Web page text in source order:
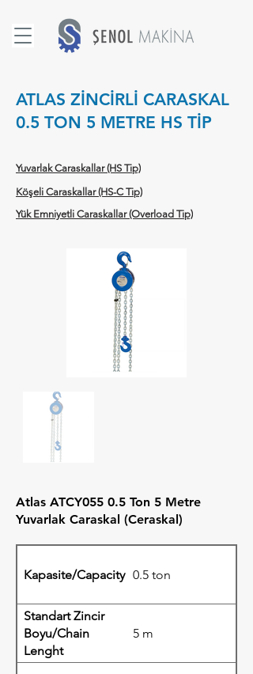
ATLAS ZİNCİRLİ CARASKAL
0.5 TON 5 METRE HS TİP
Yuvarlak Caraskallar (HS Tip)
Köşeli Caraskallar (HS-C Tip)
Yük Emniyetli Caraskallar (Overload Tip)
Atlas ATCY055 0.5 Ton 5 Metre
Yuvarlak Caraskal (Ceraskal)
Kapasite/Capacity 0.5 ton
Standart Zincir
Boyu/Chain
Lenght
5 m